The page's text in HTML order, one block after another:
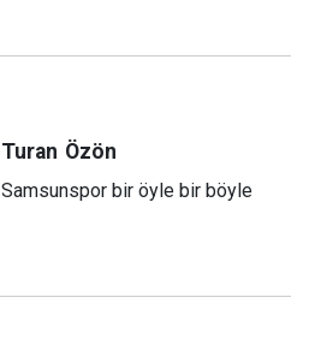
Turan Özön
Samsunspor bir öyle bir böyle